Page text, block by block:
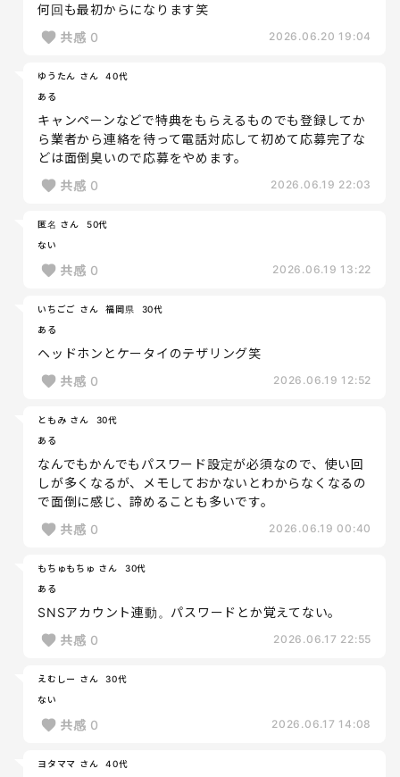
何回も最初からになります笑
共感 0 2026.06.20 19:04
ゆうたん さん
40代
ある
キャンペーンなどで特典をもらえるものでも登録してか
ら業者から連絡を待って電話対応して初めて応募完了な
どは面倒臭いので応募をやめます。
共感 0 2026.06.19 22:03
匿名 さん
50代
ない
共感 0 2026.06.19 13:22
いちごご さん 福岡県
30代
ある
ヘッドホンとケータイのテザリング笑
共感 0 2026.06.19 12:52
ともみ さん
30代
ある
なんでもかんでもパスワード設定が必須なので、使い回
しが多くなるが、メモしておかないとわからなくなるの
で面倒に感じ、諦めることも多いです。
共感 0 2026.06.19 00:40
もちゅもちゅ さん
30代
ある
SNSアカウント連動。パスワードとか覚えてない。
共感 0 2026.06.17 22:55
えむしー さん
30代
ない
共感 0 2026.06.17 14:08
ヨタママ さん
40代